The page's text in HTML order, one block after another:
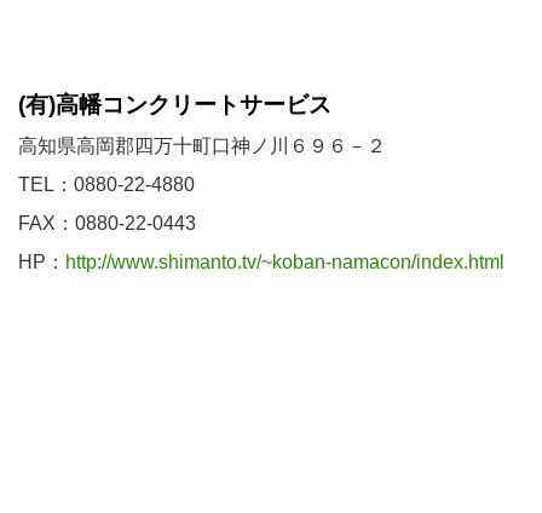
(有)高幡コンクリートサービス
高知県高岡郡四万十町口神ノ川６９６－２
TEL：0880-22-4880
FAX：0880-22-0443
HP： http://www.shimanto.tv/~koban-namacon/index.html